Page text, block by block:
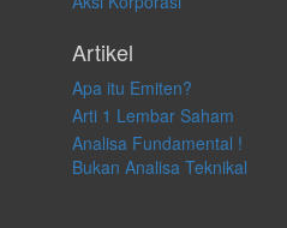
Artikel
Apa itu Emiten?
Arti 1 Lembar Saham
Analisa Fundamental !
Bukan Analisa Teknikal